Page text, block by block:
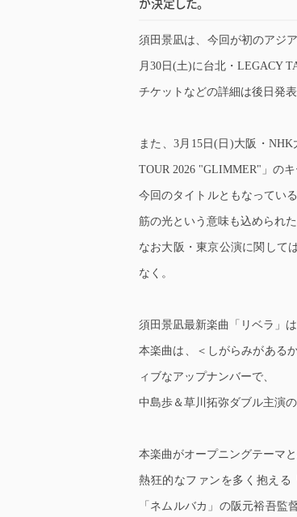
が決定した。
須田景凪は、今回が初のアジ
月30日(土)に台北・LEGACY
チケットなどの詳細は後日発表
また、3月15日(日)大阪・
TOUR 2026 "GLIMMER"」のキ
今回のタイトルともなってい
筋の光という意味も込められ
なお大阪・東京公演に関して
なく。
須田景凪最新楽曲「リベラ」は
本楽曲は、＜しがらみがある
ィブなアップナンバーで、
中島歩＆草川拓弥ダブル主演
本楽曲がオープニングテーマ
熱狂的なファンを多く抱える
「ネムルバカ」の阪元裕吾監